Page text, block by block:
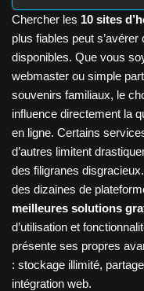
Chercher les 10 sites
plus fiables peut
disponibles. Que vous
webmaster ou simple
souvenirs familiaux, le
influence directement la
en ligne. Certains
d’autres limitent
des filigranes
des dizaines de
meilleures solutions
d’utilisation et
présente ses propres
: stockage illimité,
intégration web.